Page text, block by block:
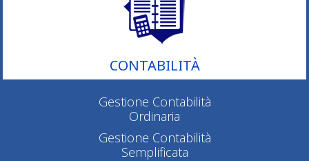
CONTABILITÀ
Gestione Contabilità
Ordinaria
Gestione Contabilità
Semplificata